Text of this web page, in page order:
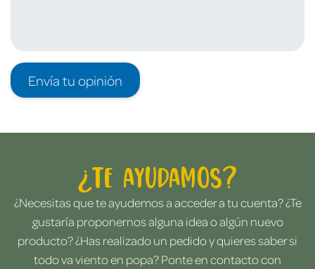
Envía tu opinión
¿Te ayudamos?
¿Necesitas que te ayudemos a acceder a tu cuenta? ¿Te
gustaría proponernos alguna idea o algún nuevo
producto? ¿Has realizado un pedido y quieres saber si
todo va viento en popa? Ponte en contacto con